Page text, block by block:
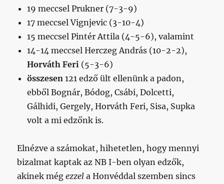
19 meccsel Prukner (7-3-9)
17 meccsel Vignjevic (3-10-4)
15 meccsel Pintér Attila (4-5-6), valamint
14-14 meccsel Herczeg András (10-2-2),
Horváth Feri (5-3-6)
összesen 121 edző ült ellenünk a padon,
ebből Bognár, Bódog, Csábi, Dolcetti,
Gálhidi, Gergely, Horváth Feri, Sisa, Supka
volt a mi edzőnk is.
Elnézve a számokat, hihetetlen, hogy mennyi
bizalmat kaptak az NB I-ben olyan edzők,
akinek mégezzel a Honvéddal szemben sincs